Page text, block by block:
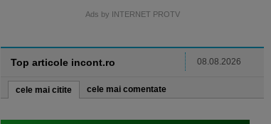
Ads by INTERNET PROTV
Top articole incont.ro 08.08.2026
cele mai citite cele mai comentate